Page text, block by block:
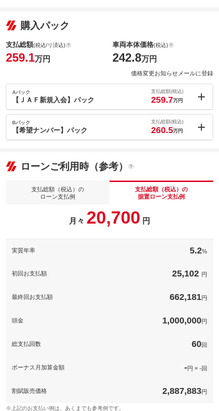
購入パック
支払総額(税込/リ済込)
259.1万円
車両本体価格(税込)
242.8万円
価格変更お知らせメールに登録
Aパック
【ＪＡＦ新規入会】パック
支払総額(税込)
259.7万円
内：オプシ
ョン価格
(税込)
車両本体価
パックです☆一般道での「バッテリー上がり」・「パンク修
理」・「キー閉じ込み」等の際に無料でサービスを受けられます
このパックの見積もり依頼（無料）
Bパック
【希望ナンバー】パック
支払総額(税込)
260.5万円
車両本体価
242.8
す。※人気の数字等は、抽選になることがございます。ご了承く
備考
ローンご利用時（参考）
支払総額（税込）の
ローン支払例
支払総額（税込）の
据置ローン支払例
月々 20,700 円
実質年率 5.2%
初回お支払額 25,102 円
最終回お支払額 662,181円
頭金 1,000,000円
総支払回数 60回
ボーナス月加算金額 -円 × -回
割賦販売価格 2,887,883円
※上記のお支払い例は、あくまでも参考例です。